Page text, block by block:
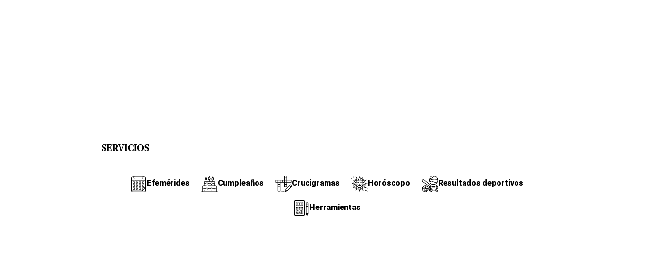
SERVICIOS
Efemérides Cumpleaños Crucigramas Horóscopo Resultados deportivos
Herramientas